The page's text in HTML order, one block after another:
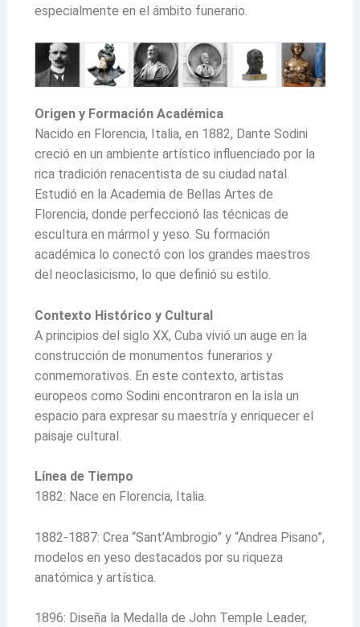
especialmente en el ámbito funerario.
Origen y Formación Académica
Nacido en Florencia, Italia, en 1882, Dante Sodini
creció en un ambiente artístico influenciado por la
rica tradición renacentista de su ciudad natal.
Estudió en la Academia de Bellas Artes de
Florencia, donde perfeccionó las técnicas de
escultura en mármol y yeso. Su formación
académica lo conectó con los grandes maestros
del neoclasicismo, lo que definió su estilo.
Contexto Histórico y Cultural
A principios del siglo XX, Cuba vivió un auge en la
construcción de monumentos funerarios y
conmemorativos. En este contexto, artistas
europeos como Sodini encontraron en la isla un
espacio para expresar su maestría y enriquecer el
paisaje cultural.
Línea de Tiempo
1882: Nace en Florencia, Italia.
1882-1887: Crea “Sant’Ambrogio” y “Andrea Pisano”,
modelos en yeso destacados por su riqueza
anatómica y artística.
1896: Diseña la Medalla de John Temple Leader,